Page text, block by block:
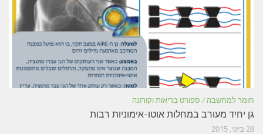
חומר למחשבה / ספורט בריאות וקורונה
גן יחיד מעורב במחלות אוטו-אימוניות רבות
28 ביוני, 2015